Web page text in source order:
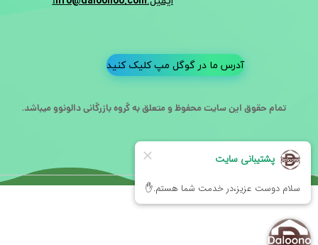
تمام حقوق این سایت محفوظ و متعلق به گروه بازرگانی دالونوو میباشد.
آدرس ما در گوگل مپ کلیک کنید